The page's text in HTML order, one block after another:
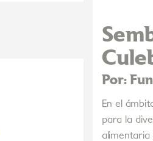
Por:
En el
para la
alimentaria